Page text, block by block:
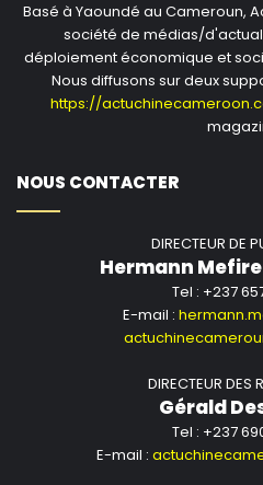
Actu Chine-Cameroon
Basé à Yaoundé au Cameroun,
société de médias/
déploiement économique et
Nous diffusons sur deux
https://
NOUS CONTACTER
DIRECTEUR DE
Hermann
Tel : +237
E-mail :
DIRECTEUR DES
Gérald
Tel : +237
E-mail :